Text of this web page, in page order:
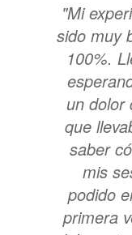
"Mi
sido muy
100%.
un dolor
que
saber
mis
podido
primera